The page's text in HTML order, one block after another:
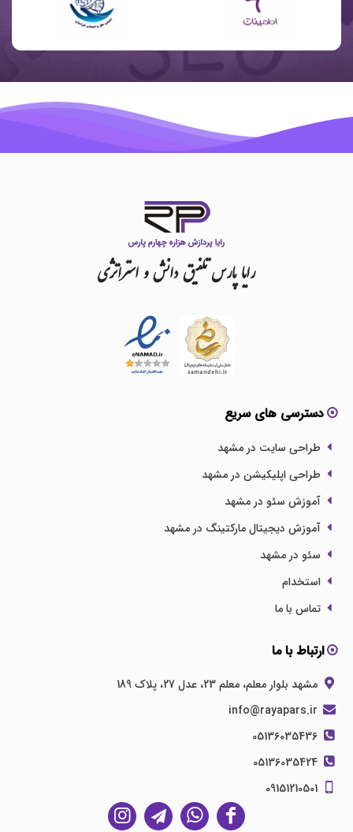
رایاپارستلفیقدانشواستراتژی
دسترسی های سریع
طراحی سایت در مشهد
طراحی اپلیکیشن در مشهد
آموزش سئو در مشهد
آموزش دیجیتال مارکتینگ در مشهد
سئو در مشهد
استخدام
تماس با ما
ارتباط با ما
مشهد بلوار معلم، معلم 23، عدل 27، پلاک 189
05136035436
05136035424
09151210501